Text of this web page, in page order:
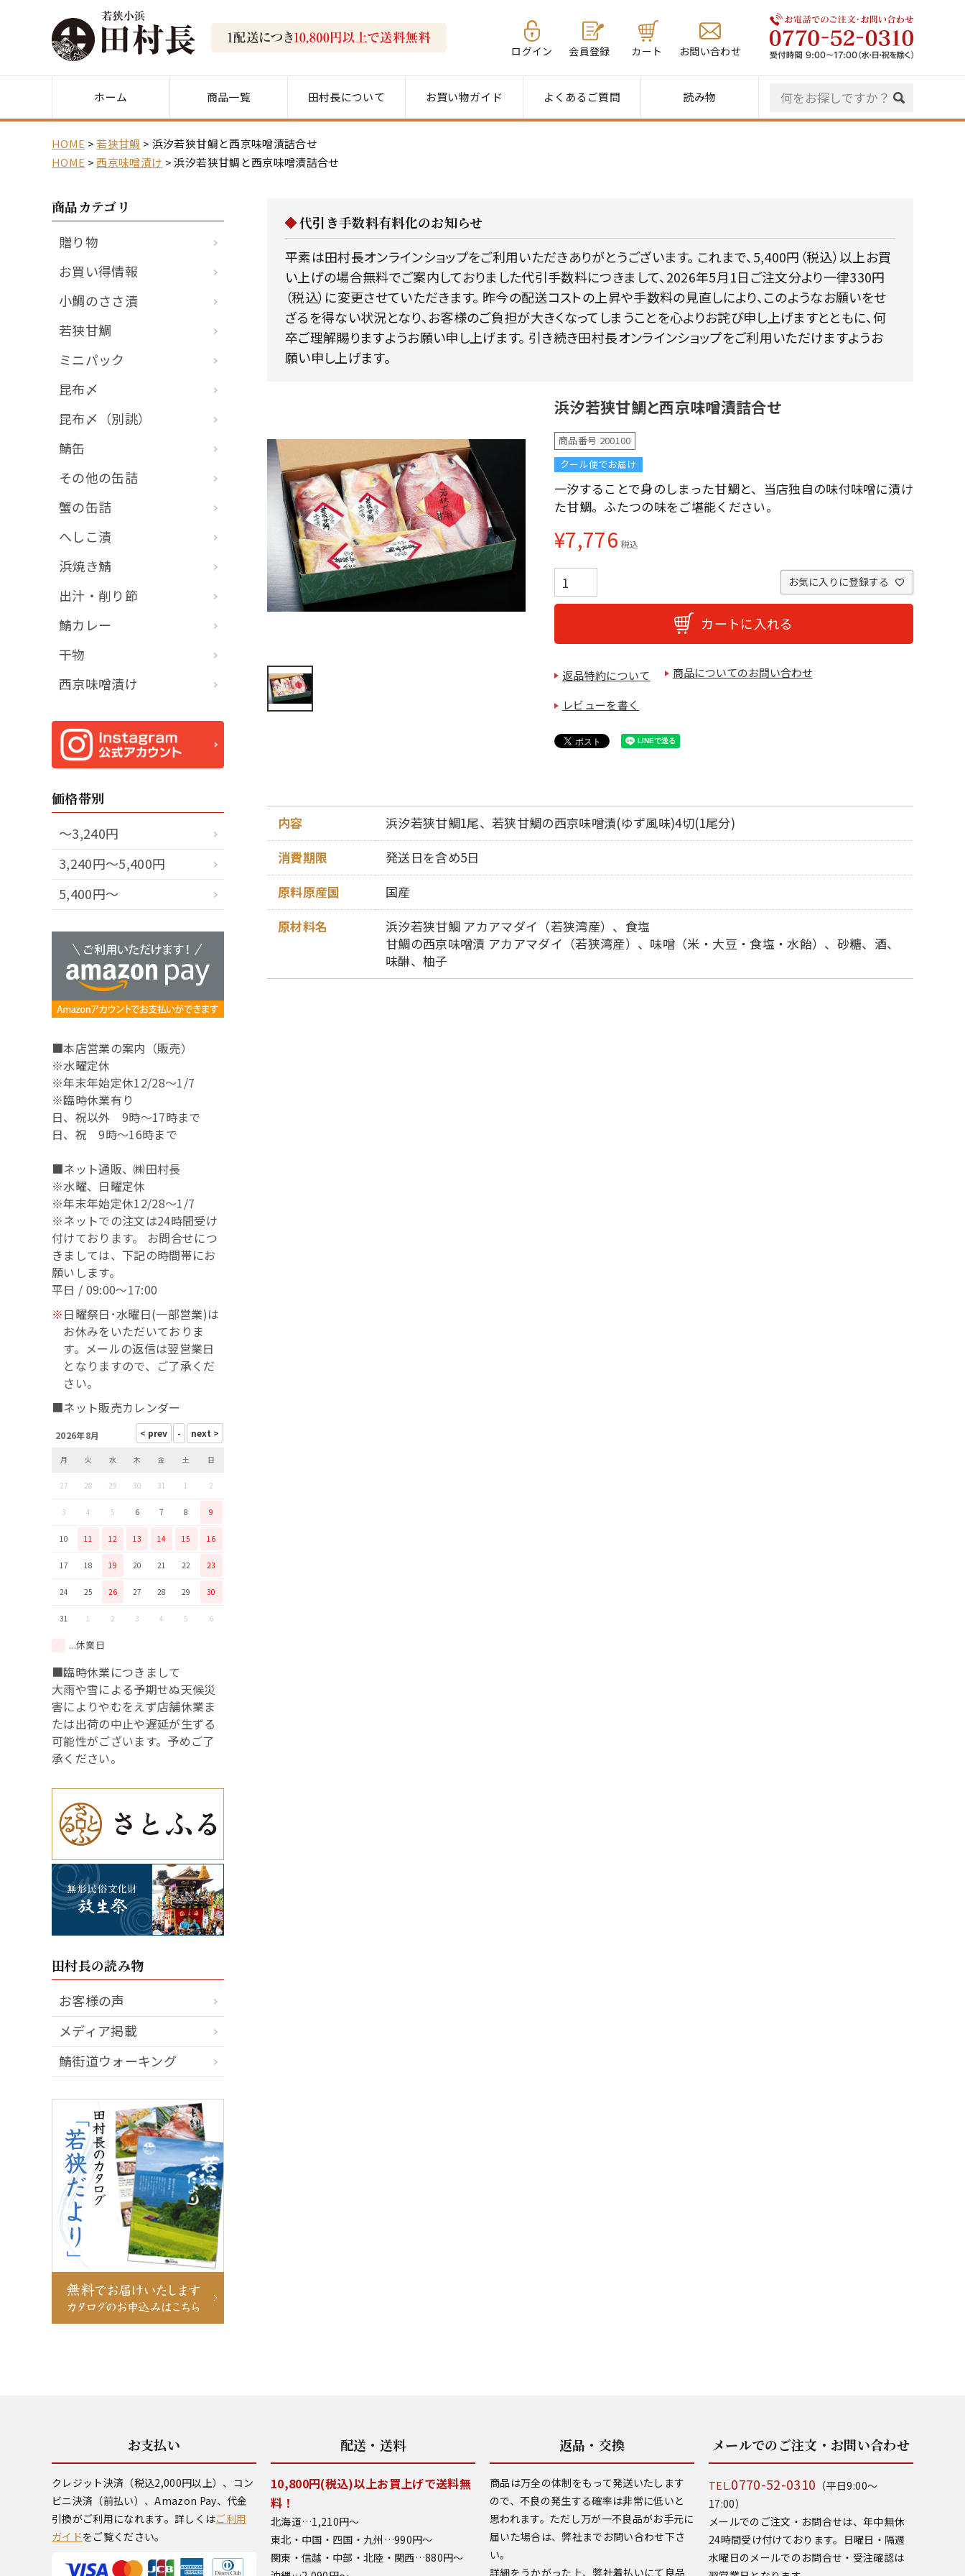
ログイン 会員登録 カート お問い合わせ
ホーム 商品一覧 田村長について お買い物ガイド よくあるご質問 読み物
HOME 若狭甘鯛
浜汐若狭甘鯛と西京味噌漬詰合せ
HOME
西京味噌漬け 浜汐若狭甘鯛と西京味噌漬詰合せ
商品カテゴリ
贈り物
お買い得情報
小鯛のささ漬
若狭甘鯛
ミニパック
昆布〆
昆布〆（別誂）
鯖缶
その他の缶詰
蟹の缶詰
へしこ漬
浜焼き鯖
出汁・削り節
鯖カレー
干物
西京味噌漬け
価格帯別
～3,240円
3,240円～5,400円
5,400円～
■本店営業の案内（販売）
※水曜定休
※年末年始定休12/28～1/7
※臨時休業有り
日、祝以外 9時～17時まで
日、祝 9時～16時まで
■ネット通販、㈱田村長
※水曜、日曜定休
※年末年始定休12/28～1/7
※ネットでの注文は24時間受け
付けております。 お問合せにつ
きましては、下記の時間帯にお
願いします。
平日 / 09:00～17:00
※日曜祭日･水曜日(一部営業)は
お休みをいただいておりま
す。メールの返信は翌営業日
となりますので、ご了承くだ
さい。
■ネット販売カレンダー
2026年8月
月 火 水 木 金 土 日
27 28 29 30 31 1 2
3 4 5 6 7 8 9
10 11 12 13 14 15 16
17 18 19 20 21 22 23
24 25 26 27 28 29 30
31 1 2 3 4 5 6
...休業日
■臨時休業につきまして
大雨や雪による予期せぬ天候災
害によりやむをえず店舗休業ま
たは出荷の中止や遅延が生ずる
可能性がございます。予めご了
承ください。
田村長の読み物
お客様の声
メディア掲載
鯖街道ウォーキング
代引き手数料有料化のお知らせ
平素は田村長オンラインショップをご利用いただきありがとうございます。 これまで、5,400円（税込）以上お買
い上げの場合無料でご案内しておりました代引手数料につきまして、2026年5月1日ご注文分より一律330円
（税込）に変更させていただきます。 昨今の配送コストの上昇や手数料の見直しにより、このようなお願いをせ
ざるを得ない状況となり、お客様のご負担が大きくなってしまうことを心よりお詫び申し上げますとともに、何
卒ご理解賜りますようお願い申し上げます。 引き続き田村長オンラインショップをご利用いただけますようお
願い申し上げます。
浜汐若狭甘鯛と西京味噌漬詰合せ
商品番号 200100
クール便でお届け
一汐することで身のしまった甘鯛と、当店独自の味付味噌に漬け
た甘鯛。ふたつの味をご堪能ください。
¥7,776 税込
お気に入りに登録する
カートに入れる
返品特約について 商品についてのお問い合わせ
レビューを書く
内容
浜汐若狭甘鯛1尾、若狭甘鯛の西京味噌漬(ゆず風味)4切(1尾分)
消費期限
発送日を含め5日
原料原産国
国産
原材料名
浜汐若狭甘鯛 アカアマダイ（若狭湾産）、食塩
甘鯛の西京味噌漬 アカアマダイ（若狭湾産）、味噌（米・大豆・食塩・水飴）、砂糖、酒、
味醂、柚子
お支払い
クレジット決済（税込2,000円以上）、コン
ビニ決済（前払い）、Amazon Pay、代金
引換がご利用になれます。詳しくはご利用
ガイドをご覧ください。
配送・送料
10,800円(税込)以上お買上げで送料無
料！
北海道…1,210円～
東北・中国・四国・九州…990円～
関東・信越・中部・北陸・関西…880円～
返品・交換
商品は万全の体制をもって発送いたします
ので、不良の発生する確率は非常に低いと
思われます。ただし万が一不良品がお手元に
届いた場合は、弊社までお問い合わせ下さ
い。
詳細をうかがった上、弊社着払いにて良品
メールでのご注文・お問い合わせ
TEL.0770-52-0310 （平日9:00～
17:00）
メールでのご注文・お問合せは、年中無休
24時間受け付けております。日曜日・隔週
水曜日のメールでのお問合せ・受注確認は